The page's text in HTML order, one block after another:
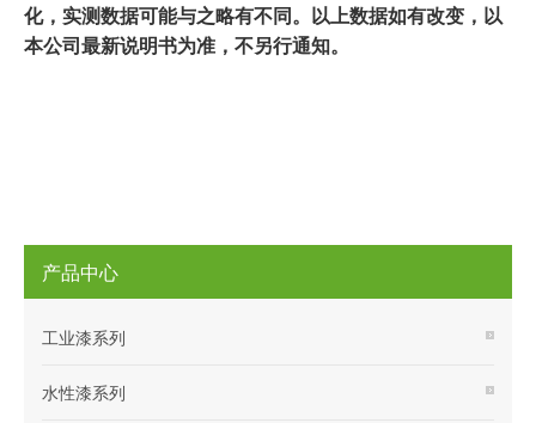
化，实测数据可能与之略有不同。以上数据如有改变，以
本公司最新说明书为准，不另行通知。
产品中心
工业漆系列
水性漆系列